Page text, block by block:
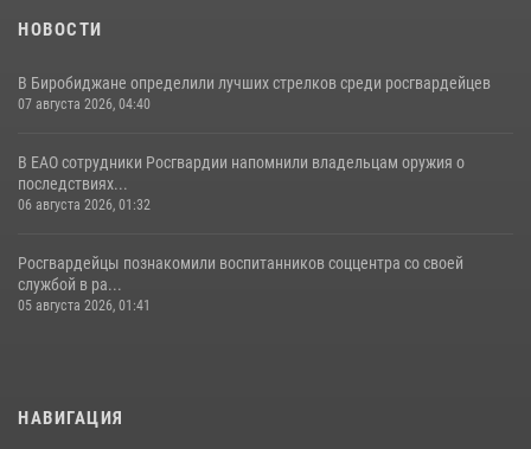
НОВОСТИ
В Биробиджане определили лучших стрелков среди росгвардейцев
07 августа 2026, 04:40
В ЕАО сотрудники Росгвардии напомнили владельцам оружия о
последствиях...
06 августа 2026, 01:32
Росгвардейцы познакомили воспитанников соццентра со своей
службой в ра...
05 августа 2026, 01:41
НАВИГАЦИЯ